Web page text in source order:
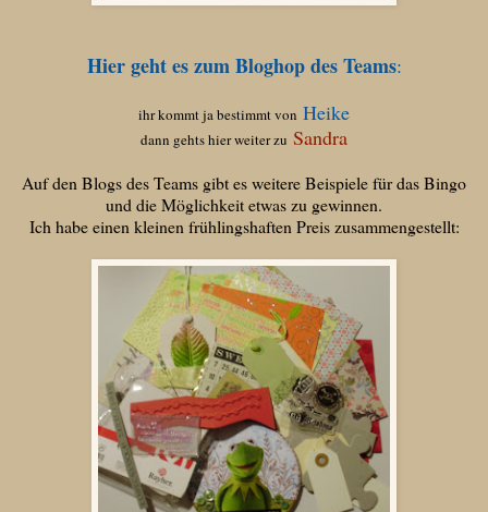
Hier geht es zum Bloghop des Teams:
ihr kommt ja bestimmt von Heike
dann gehts hier weiter zu Sandra
Auf den Blogs des Teams gibt es weitere Beispiele für das Bingo
und die Möglichkeit etwas zu gewinnen.
Ich habe einen kleinen frühlingshaften Preis zusammengestellt: